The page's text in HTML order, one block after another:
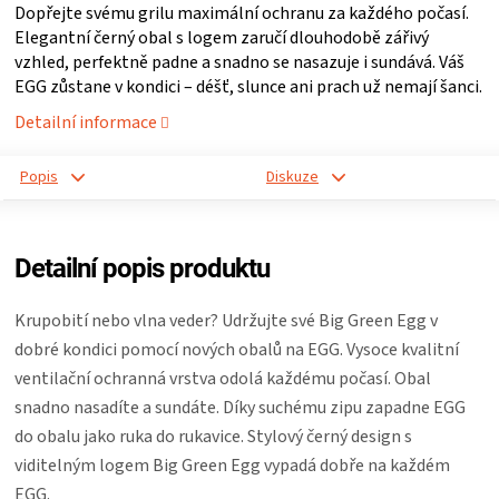
ZRÁNÍ
MASA
KNIHY
O
GRILOVÁNÍ
HAVAJSKÉ
Dopřejte svému grilu maximální ochranu za každého počasí.
Elegantní černý obal s logem zaručí dlouhodobě zářivý
vzhled, perfektně padne a snadno se nasazuje i sundává. Váš
EGG zůstane v kondici – déšť, slunce ani prach už nemají šanci.
Detailní informace
Popis Diskuze
Detailní popis produktu
Krupobití nebo vlna veder? Udržujte své Big Green Egg v
dobré kondici pomocí nových obalů na EGG. Vysoce kvalitní
ventilační ochranná vrstva odolá každému počasí. Obal
snadno nasadíte a sundáte. Díky suchému zipu zapadne EGG
do obalu jako ruka do rukavice. Stylový černý design s
viditelným logem Big Green Egg vypadá dobře na každém